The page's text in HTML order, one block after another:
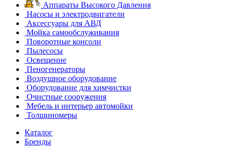
Аппараты Высокого Давления
Насосы и электродвигатели
Аксессуары для АВД
Мойка самообслуживания
Поворотные консоли
Пылесосы
Освещение
Пеногенераторы
Воздушное оборудование
Оборудование для химчистки
Очистные сооружения
Мебель и интерьер автомойки
Толщиномеры
Каталог
Бренды